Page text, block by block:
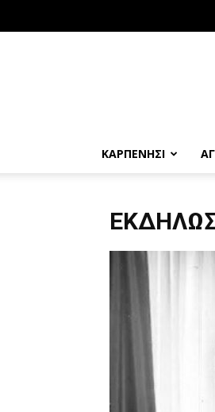
ΚΑΡΠΕΝΗΣΙ